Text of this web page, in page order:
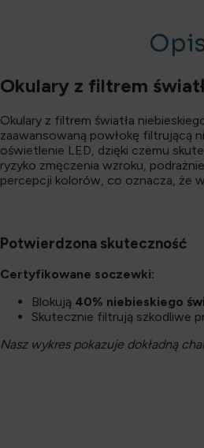
Okulary z filtrem
Okulary z filtrem światła
zaawansowaną powłokę filtrującą
oświetlenie LED, dzięki czemu
ryzyko zmęczenia wzroku,
percepcji kolorów, co oznacza, że
Potwierdzona skuteczność
Certyfikowane soczewki:
Blokują 40% niebieskiego
Skutecznie filtrują szkodliwe
Nasz wykres pokazuje dokładną